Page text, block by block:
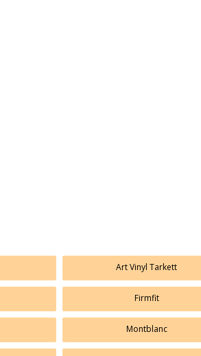
Art Vinyl Tarkett
Firmfit
Montblanc